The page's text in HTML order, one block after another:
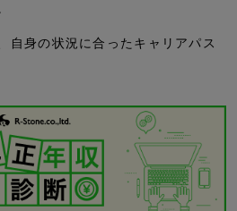
自身の状況に合ったキャリアパス